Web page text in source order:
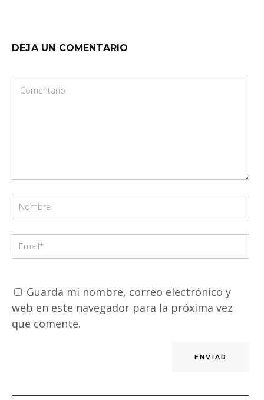
DEJA UN COMENTARIO
Guarda mi nombre, correo electrónico y
web en este navegador para la próxima vez
que comente.